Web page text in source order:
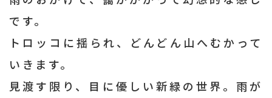
です。
トロッコに揺られ、どんどん山へむかって
いきます。
見渡す限り、目に優しい新緑の世界。雨が